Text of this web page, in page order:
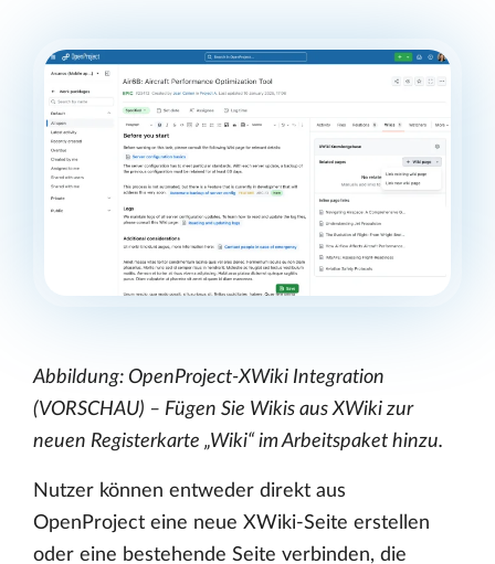
Abbildung: OpenProject-XWiki Integration
(VORSCHAU) – Fügen Sie Wikis aus XWiki zur
neuen Registerkarte „Wiki“ im Arbeitspaket hinzu.
Nutzer können entweder direkt aus
OpenProject eine neue XWiki-Seite erstellen
oder eine bestehende Seite verbinden, die